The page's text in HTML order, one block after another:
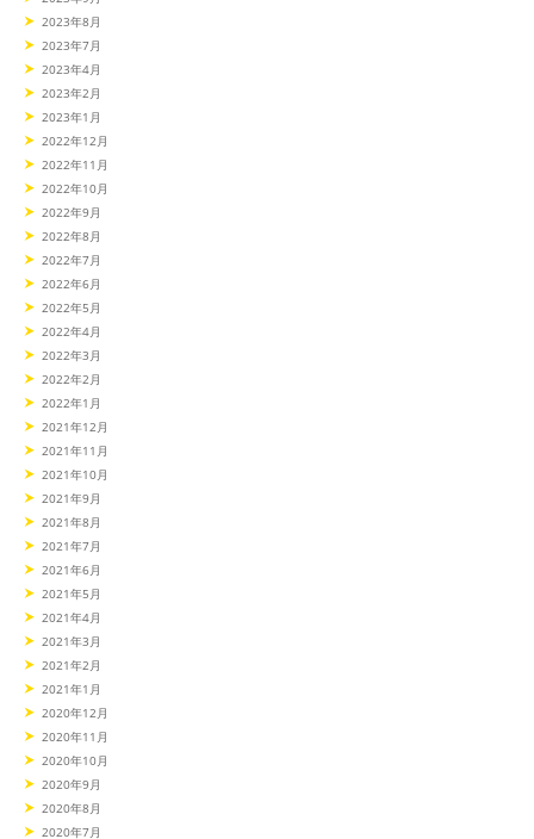
2023年8月
2023年7月
2023年4月
2023年2月
2023年1月
2022年12月
2022年11月
2022年10月
2022年9月
2022年8月
2022年7月
2022年6月
2022年5月
2022年4月
2022年3月
2022年2月
2022年1月
2021年12月
2021年11月
2021年10月
2021年9月
2021年8月
2021年7月
2021年6月
2021年5月
2021年4月
2021年3月
2021年2月
2021年1月
2020年12月
2020年11月
2020年10月
2020年9月
2020年8月
2020年7月